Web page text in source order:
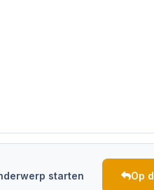
starten Op